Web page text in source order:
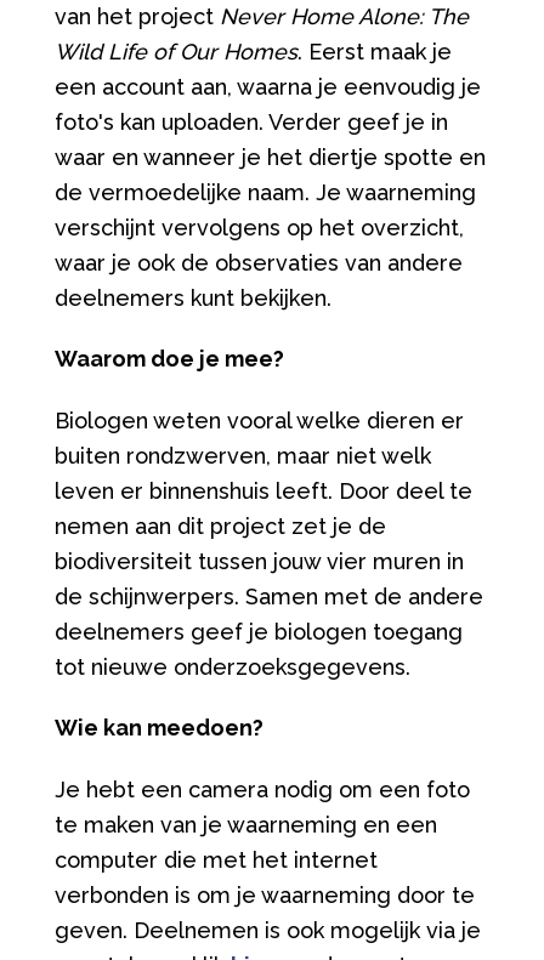
van het project Never Home Alone: The
Wild Life of Our Homes. Eerst maak je
een account aan, waarna je eenvoudig je
foto's kan uploaden. Verder geef je in
waar en wanneer je het diertje spotte en
de vermoedelijke naam. Je waarneming
verschijnt vervolgens op het overzicht,
waar je ook de observaties van andere
deelnemers kunt bekijken.
Waarom doe je mee?
Biologen weten vooral welke dieren er
buiten rondzwerven, maar niet welk
leven er binnenshuis leeft. Door deel te
nemen aan dit project zet je de
biodiversiteit tussen jouw vier muren in
de schijnwerpers. Samen met de andere
deelnemers geef je biologen toegang
tot nieuwe onderzoeksgegevens.
Wie kan meedoen?
Je hebt een camera nodig om een foto
te maken van je waarneming en een
computer die met het internet
verbonden is om je waarneming door te
geven. Deelnemen is ook mogelijk via je